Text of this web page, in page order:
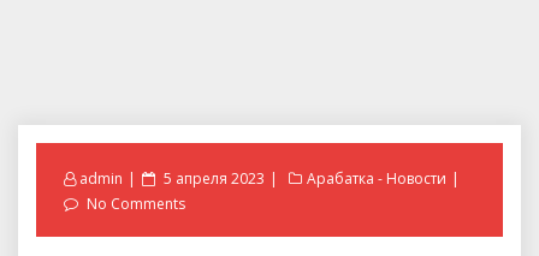
admin
Posted
on
5 апреля 2023
Арабатка - Новости
No Comments